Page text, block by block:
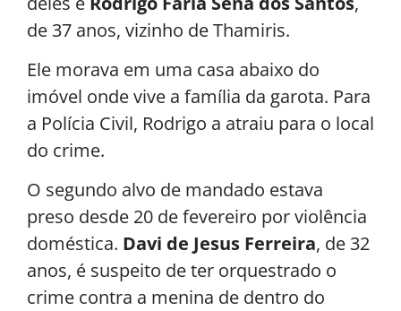
de 37 anos, vizinho de Thamiris.
Ele morava em uma casa abaixo do
imóvel onde vive a família da garota. Para
a Polícia Civil, Rodrigo a atraiu para o local
do crime.
O segundo alvo de mandado estava
preso desde 20 de fevereiro por violência
doméstica. Davi de Jesus Ferreira, de 32
anos, é suspeito de ter orquestrado o
crime contra a menina de dentro do